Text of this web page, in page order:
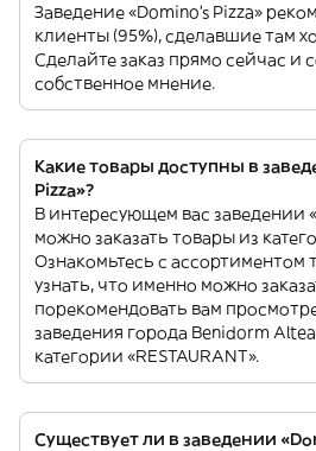
Заведение «Domino's Pizza»
клиенты (95%), сделавшие там
Сделайте заказ прямо сейчас и
собственное мнение.
Какие товары доступны в
Pizza»?
В интересующем вас заведении
можно заказать товары из
Ознакомьтесь с ассортиментом
узнать, что именно можно
порекомендовать вам
заведения города Benidorm
категории «RESTAURANT».
Существует ли в заведении